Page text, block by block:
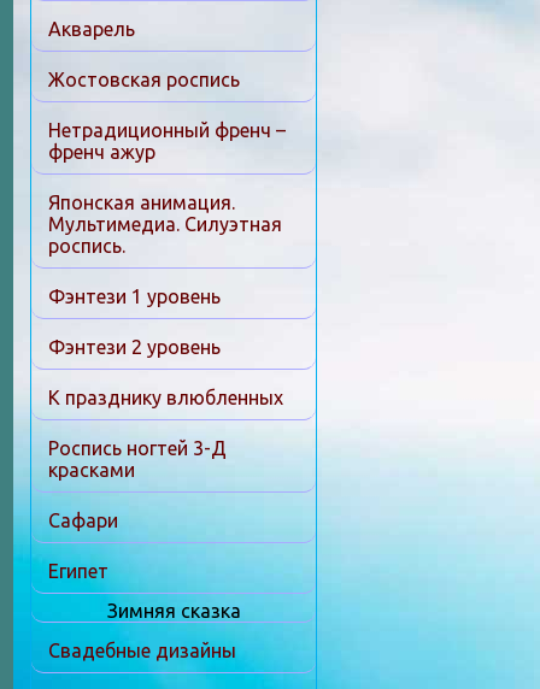
Акварель
Жостовская роспись
Нетрадиционный френч –
френч ажур
Японская анимация.
Мультимедиа. Силуэтная
роспись.
Фэнтези 1 уровень
Фэнтези 2 уровень
К празднику влюбленных
Роспись ногтей 3-Д
красками
Сафари
Египет
Зимняя сказка
Свадебные дизайны